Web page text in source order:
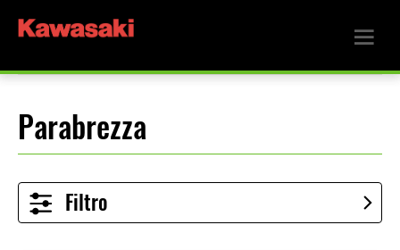
Parabrezza
Filtro